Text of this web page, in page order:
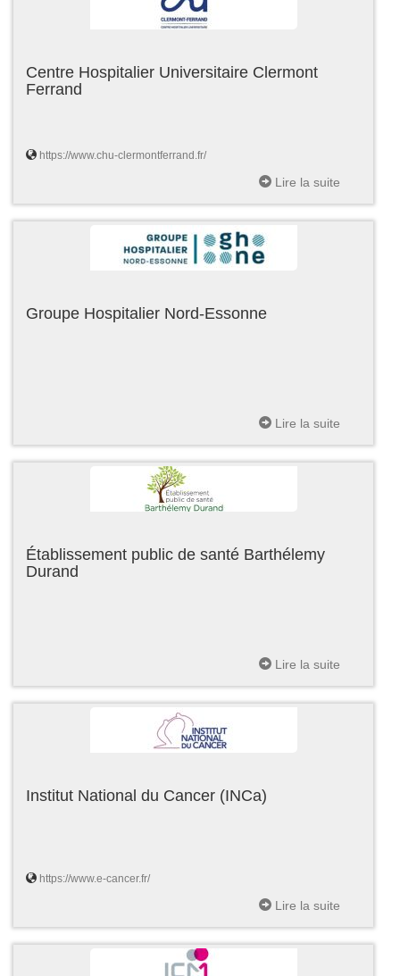
Centre Hospitalier Universitaire Clermont
Ferrand
https://www.chu-clermontferrand.fr/
Lire la suite
Groupe Hospitalier Nord-Essonne
Lire la suite
Établissement public de santé Barthélemy
Durand
Lire la suite
Institut National du Cancer (INCa)
https://www.e-cancer.fr/
Lire la suite